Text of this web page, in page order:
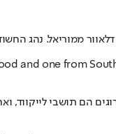
המהיר בניו ג’רזי, סמוך
and one from